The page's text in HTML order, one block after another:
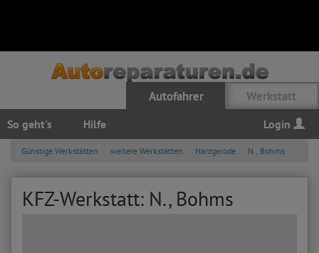
Autofahrer Werkstatt
So geht's Hilfe Login
Günstige Werkstätten weitere Werkstätten Harzgerode N., Bohms
KFZ-Werkstatt: N., Bohms